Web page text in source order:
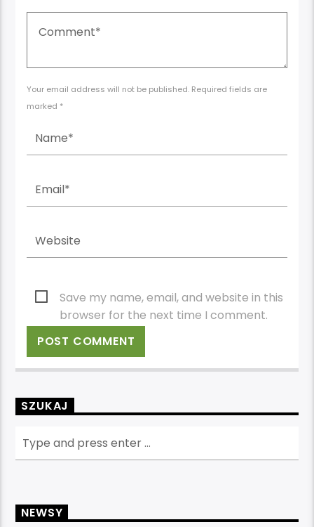
Your email address will not be published. Required fields are
marked *
Save my name, email, and website in this
browser for the next time I comment.
SZUKAJ
NEWSY